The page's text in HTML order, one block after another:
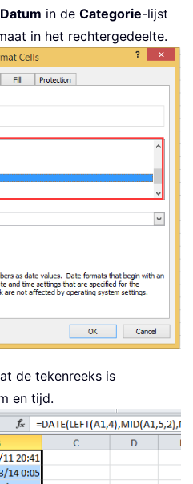
Datum in de Categorie-lijst
in het rechtergedeelte.
de tekenreeks is
en tijd.